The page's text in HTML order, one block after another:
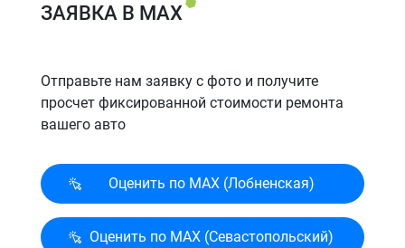
ЗАЯВКА В MAX
Отправьте нам заявку с фото и получите
просчет фиксированной стоимости ремонта
вашего авто
Оценить по MAX (Лобненская)
Оценить по MAX (Севасто­польский)